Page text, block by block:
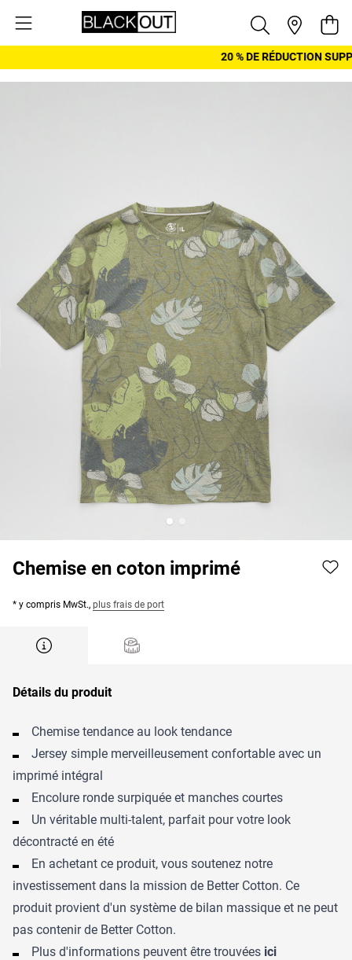
20 % DE RÉDUCTION
Chemise en coton imprimé
* y compris MwSt., plus frais de port
Détails du produit
Chemise tendance au look tendance
Jersey simple merveilleusement confortable avec un
imprimé intégral
Encolure ronde surpiquée et manches courtes
Un véritable multi-talent, parfait pour votre look
décontracté en été
En achetant ce produit, vous soutenez notre
investissement dans la mission de Better Cotton. Ce
produit provient d'un système de bilan massique et ne peut
pas contenir de Better Cotton.
Plus d'informations peuvent être trouvées ici